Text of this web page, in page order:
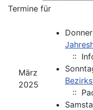
Termine für
März
2025
::
::